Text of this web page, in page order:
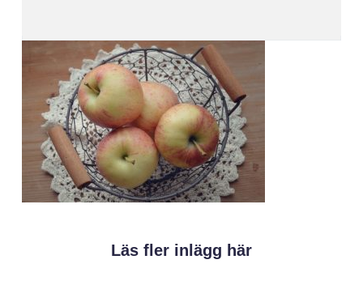
Läs fler inlägg här